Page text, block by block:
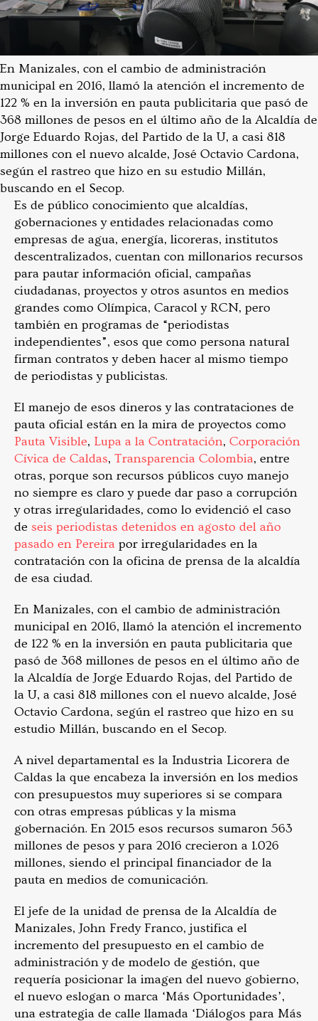
En Manizales, con el cambio de administración
municipal en 2016, llamó la atención el incremento de
122 % en la inversión en pauta publicitaria que pasó de
368 millones de pesos en el último año de la Alcaldía de
Jorge Eduardo Rojas, del Partido de la U, a casi 818
millones con el nuevo alcalde, José Octavio Cardona,
según el rastreo que hizo en su estudio Millán,
buscando en el Secop.
Es de público conocimiento que alcaldías,
gobernaciones y entidades relacionadas como
empresas de agua, energía, licoreras, institutos
descentralizados, cuentan con millonarios recursos
para pautar información oficial, campañas
ciudadanas, proyectos y otros asuntos en medios
grandes como Olímpica, Caracol y RCN, pero
también en programas de “periodistas
independientes”, esos que como persona natural
firman contratos y deben hacer al mismo tiempo
de periodistas y publicistas.
El manejo de esos dineros y las contrataciones de
pauta oficial están en la mira de proyectos como
Pauta Visible, Lupa a la Contratación, Corporación
Cívica de Caldas, Transparencia Colombia, entre
otras, porque son recursos públicos cuyo manejo
no siempre es claro y puede dar paso a corrupción
y otras irregularidades, como lo evidenció el caso
de seis periodistas detenidos en agosto del año
pasado en Pereira por irregularidades en la
contratación con la oficina de prensa de la alcaldía
de esa ciudad.
En Manizales, con el cambio de administración
municipal en 2016, llamó la atención el incremento
de 122 % en la inversión en pauta publicitaria que
pasó de 368 millones de pesos en el último año de
la Alcaldía de Jorge Eduardo Rojas, del Partido de
la U, a casi 818 millones con el nuevo alcalde, José
Octavio Cardona, según el rastreo que hizo en su
estudio Millán, buscando en el Secop.
A nivel departamental es la Industria Licorera de
Caldas la que encabeza la inversión en los medios
con presupuestos muy superiores si se compara
con otras empresas públicas y la misma
gobernación. En 2015 esos recursos sumaron 563
millones de pesos y para 2016 crecieron a 1.026
millones, siendo el principal financiador de la
pauta en medios de comunicación.
El jefe de la unidad de prensa de la Alcaldía de
Manizales, John Fredy Franco, justifica el
incremento del presupuesto en el cambio de
administración y de modelo de gestión, que
requería posicionar la imagen del nuevo gobierno,
el nuevo eslogan o marca ‘Más Oportunidades’,
una estrategia de calle llamada ‘Diálogos para Más